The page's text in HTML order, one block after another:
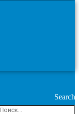
Search